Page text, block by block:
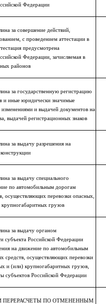
Федерации
за совершение действий,
с проведением аттестации в
предусмотрена
Федерации, зачисляемая в
районов
за государственную регистрацию
и иные юридически значимые
изменениями и выдачей документов на
выдачей регистрационных знаков
за выдачу разрешения на
за выдачу специального
по автомобильным дорогам
осуществляющих перевозки опасных,
грузов
за выдачу органом
субъекта Российской Федерации
на движение по автомобильным
средств, осуществляющих перевозки
и (или) крупногабаритных грузов,
субъектов Российской Федерации
ПЕРЕРАСЧЕТЫ ПО ОТМЕНЕННЫМ